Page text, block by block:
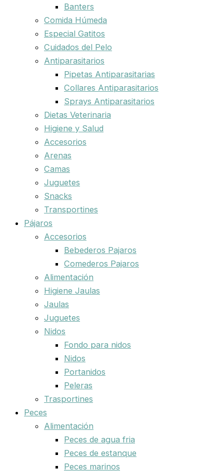
Banters
Comida Húmeda
Especial Gatitos
Cuidados del Pelo
Antiparasitarios
Pipetas Antiparasitarias
Collares Antiparasitarios
Sprays Antiparasitarios
Dietas Veterinaria
Higiene y Salud
Accesorios
Arenas
Camas
Juguetes
Snacks
Transportines
Pájaros
Accesorios
Bebederos Pajaros
Comederos Pajaros
Alimentación
Higiene Jaulas
Jaulas
Juguetes
Nidos
Fondo para nidos
Nidos
Portanidos
Peleras
Trasportines
Peces
Alimentación
Peces de agua fria
Peces de estanque
Peces marinos